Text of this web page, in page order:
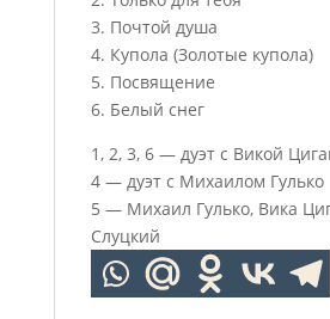
3. ⁠Почтой душа
4. ⁠Купола (Золотые купола)
5. ⁠Посвящение
6. ⁠Белый снег
1, 2, 3, 6 — дуэт с Викой
4 — дуэт с Михаилом Гулько
5 — Михаил Гулько, Вика
Слуцкий